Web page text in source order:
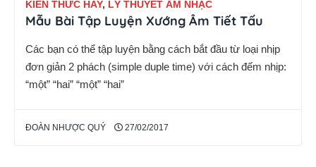
KIẾN THỨC HAY, LÝ THUYẾT ÂM NHẠC
Mẫu Bài Tập Luyện Xướng Âm Tiết Tấu
Các bạn có thể tập luyện bằng cách bắt đầu từ loại nhịp
đơn giản 2 phách (simple duple time) với cách đếm nhịp:
“một” “hai” “một” “hai”
ĐOÀN NHƯỢC QUÝ 27/02/2017